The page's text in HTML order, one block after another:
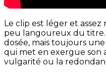
Le clip est léger et
peu langoureux du titre.
dosée, mais toujours
qui met en exergue son
vulgarité ou la